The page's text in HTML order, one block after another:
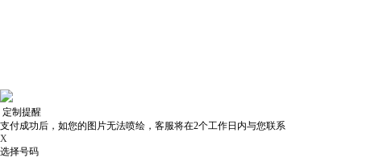
定制提醒
支付成功后，如您的图片无法喷绘，客服将在2个工作日内与您联系
X
选择号码